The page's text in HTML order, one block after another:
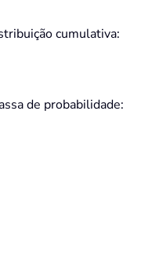
cumulativa:
de probabilidade: